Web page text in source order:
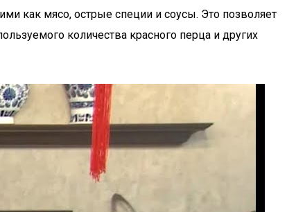
как мясо, острые специи и соусы. Это позволяет
количества красного перца и других